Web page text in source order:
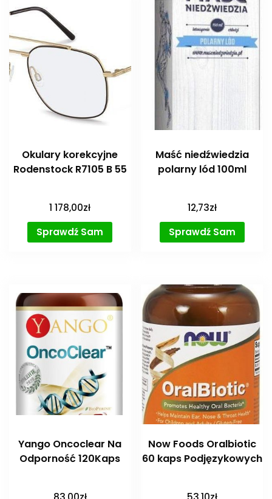
Okulary korekcyjne
Rodenstock R7105 B 55
1 178,00zł
Sprawdź Sam
Maść niedźwiedzia
polarny lód 100ml
12,73zł
Sprawdź Sam
Yango Oncoclear Na
Odporność 120Kaps
Now Foods Oralbiotic
60 kaps Podjęzykowych